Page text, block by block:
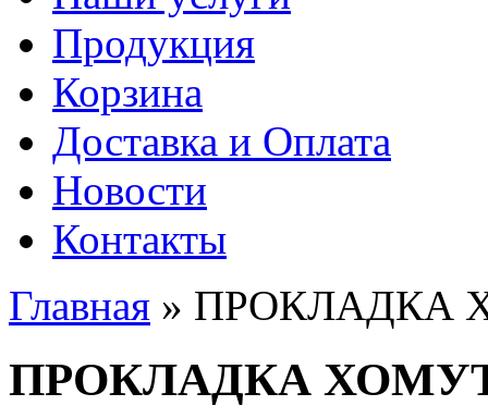
Продукция
Корзина
Доставка и Оплата
Новости
Контакты
Вы здесь
Главная » ПРОКЛАДКА
ПРОКЛАДКА